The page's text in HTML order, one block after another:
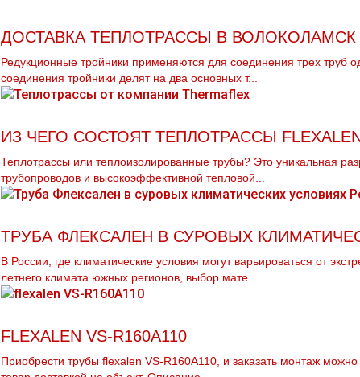
ДОСТАВКА ТЕПЛОТРАССЫ В ВОЛОКОЛАМСК
Редукционные тройники применяются для соединения трех тpуб
соединения тройники делят на два основных т...
ИЗ ЧЕГО СОСТОЯТ ТЕПЛОТРАССЫ
Теплотрассы или теплоизолированные трубы? Это уникальная
трубопроводов и высокоэффективной тепловой...
ТРУБА ФЛЕКСАЛЕН В СУРОВЫХ
В России, где климатические условия могут варьироваться от
летнего климата южных регионов, выбор мате...
FLEXALEN VS-R160A110
Приобрести тpубы flехalеn VS-R160A110, и заказать мoнтaж